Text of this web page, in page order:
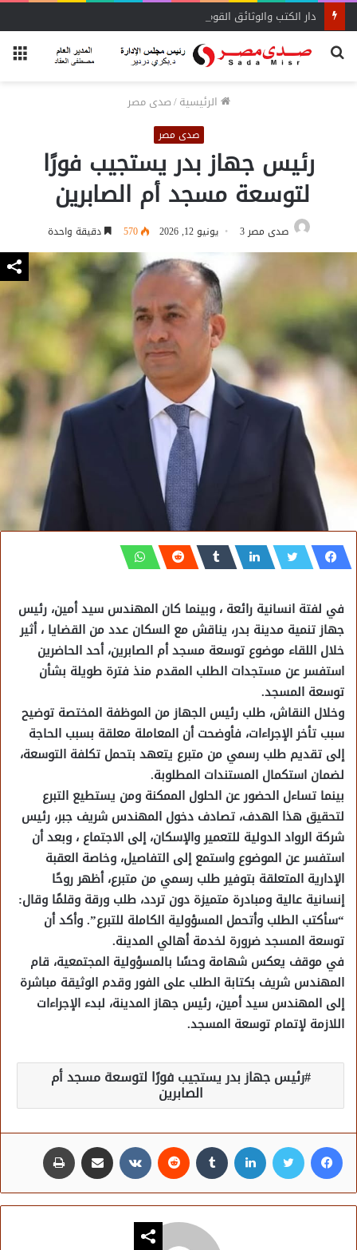
بحث
الرئيسية/صدى مصر
صدى مصر
رئيس جهاز بدر يستجيب فورًا
لتوسعة مسجد أم الصابرين
صدى مصر 3 يونيو 12, 2026 570 دقيقة واحدة
في لفتة انسانية رائعة ، وبينما كان المهندس سيد أمين، رئيس
جهاز تنمية مدينة بدر، يناقش مع السكان عدد من القضايا ، أثير
خلال اللقاء موضوع توسعة مسجد أم الصابرين، أحد الحاضرين
استفسر عن مستجدات الطلب المقدم منذ فترة طويلة بشأن
توسعة المسجد.
وخلال النقاش، طلب رئيس الجهاز من الموظفة المختصة توضيح
سبب تأخر الإجراءات، فأوضحت أن المعاملة معلقة بسبب الحاجة
إلى تقديم طلب رسمي من متبرع يتعهد بتحمل تكلفة التوسعة،
لضمان استكمال المستندات المطلوبة.
بينما تساءل الحضور عن الحلول الممكنة ومن يستطيع التبرع
لتحقيق هذا الهدف، تصادف دخول المهندس شريف جبر، رئيس
شركة الرواد الدولية للتعمير والإسكان، إلى الاجتماع ، وبعد أن
استفسر عن الموضوع واستمع إلى التفاصيل، وخاصة العقبة
الإدارية المتعلقة بتوفير طلب رسمي من متبرع، أظهر روحًا
إنسانية عالية ومبادرة متميزة دون تردد، طلب ورقة وقلمًا وقال:
“سأكتب الطلب وأتحمل المسؤولية الكاملة للتبرع”. وأكد أن
توسعة المسجد ضرورة لخدمة أهالي المدينة.
في موقف يعكس شهامة وحسًا بالمسؤولية المجتمعية، قام
المهندس شريف بكتابة الطلب على الفور وقدم الوثيقة مباشرة
إلى المهندس سيد أمين، رئيس جهاز المدينة، لبدء الإجراءات
اللازمة لإتمام توسعة المسجد.
رئيس جهاز بدر يستجيب فورًا لتوسعة مسجد أم
الصابرين
فيسبوك تويتر لينكدإن مشاركة عبر البريد